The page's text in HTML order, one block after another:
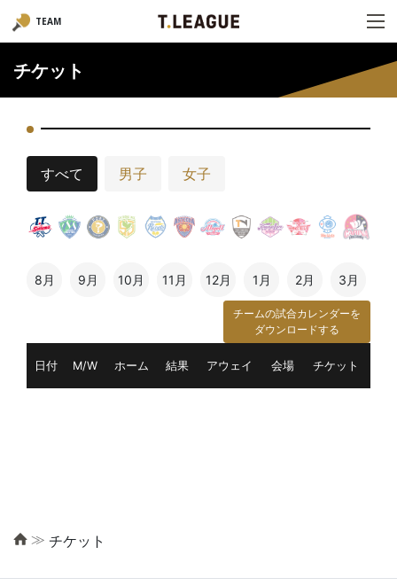
TEAM
チケット
すべて 男子 女子
8月 9月 10月 11月 12月 1月 2月 3月
チームの試合カレンダーを
ダウンロードする
日付 M/W ホーム 結果 アウェイ 会場 チケット
≫ チケット